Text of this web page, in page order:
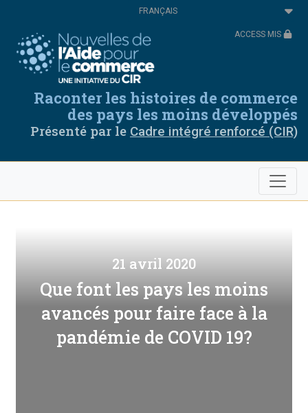
principal
Select
your
ACCESS MIS
Raconter les histoires de commerce
des pays les moins développés
Présenté par le Cadre intégré renforcé (CIR)
21 avril 2020
Que font les pays les moins
avancés pour faire face à la
pandémie de COVID 19?